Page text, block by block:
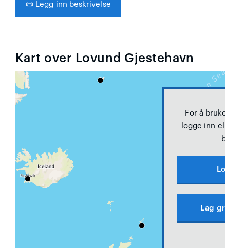
📜 Legg inn beskrivelse
Kart over Lovund Gjestehavn
For å
logge inn
Lag